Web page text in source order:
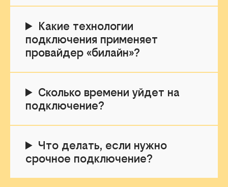
Какие технологии
подключения применяет
провайдер «билайн»?
Сколько времени уйдет на
подключение?
Что делать, если нужно
срочное подключение?